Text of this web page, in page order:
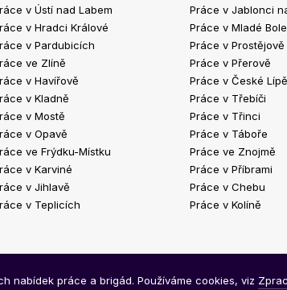
v Ústí nad Labem
v Hradci Králové
v Pardubicích
ve Zlíně
v Havířově
v Kladně
v Mostě
v Opavě
ve Frýdku-Místku
v Karviné
v Jihlavě
v Teplicích
Práce v Jablonci
Práce v Mladé
Práce v Prostějově
Práce v Přerově
Práce v České Lípě
Práce v Třebíči
Práce v Třinci
Práce v Táboře
Práce ve Znojmě
Práce v Příbrami
Práce v Chebu
Práce v Kolíně
nabídek práce a brigád. Používáme cookies, viz